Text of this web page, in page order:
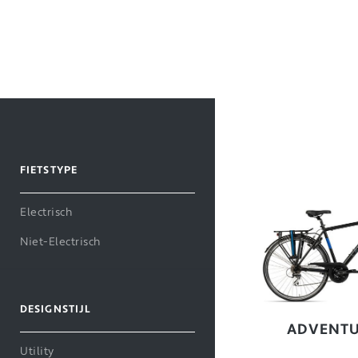
FIETSTYPE
Electrisch
Niet-Electrisch
DESIGNSTIJL
Utility